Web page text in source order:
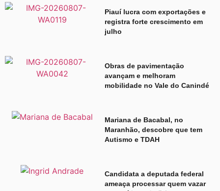
Piauí lucra com exportações e
registra forte crescimento em
julho
Obras de pavimentação
avançam e melhoram
mobilidade no Vale do Canindé
Mariana de Bacabal, no
Maranhão, descobre que tem
Autismo e TDAH
Candidata a deputada federal
ameaça processar quem vazar